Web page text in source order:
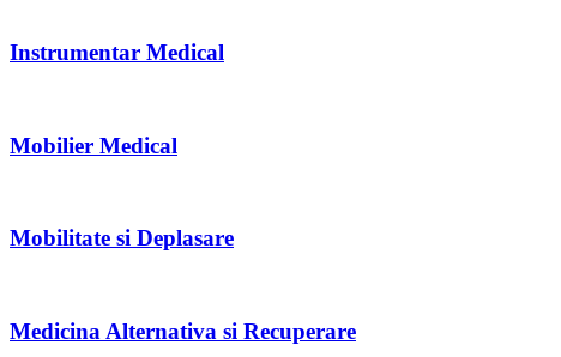
Instrumentar Medical
Mobilier Medical
Mobilitate si Deplasare
Medicina Alternativa si Recuperare